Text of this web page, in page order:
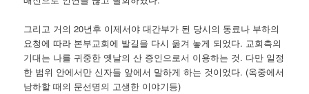
그리고 거의 20년후 이제서야 대간부가 된 당시의 동료나 부하의
요청에 따라 본부교회에 발길을 다시 옮겨 놓게 되었다. 교회측의
기대는 나를 귀중한 옛날의 산 증인으로서 이용하는 것. 다만 일정
한 범위 안에서만 신자들 앞에서 말하게 하는 것이었다. (옥중에서
남하할 때의 문선명의 고생한 이야기등)